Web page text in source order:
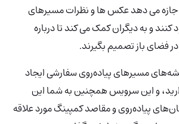
اجازه می دهد عکس ها و نظرات مسیرهای
کنند و به دیگران کمک می کند تا درباره
فضای باز تصمیم بگیرند.
مسیرهای پیاده‌روی سفارشی ایجاد
و این سرویس همچنین به شما این
پیاده‌روی و مقاصد کمپینگ مورد علاقه